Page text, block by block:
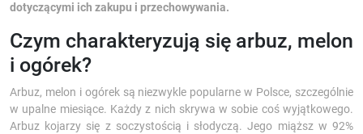
dotyczącymi ich zakupu i przechowywania.
Czym charakteryzują się arbuz, melon
i ogórek?
Arbuz, melon i ogórek są niezwykle popularne w Polsce, szczególnie
w upalne miesiące. Każdy z nich skrywa w sobie coś wyjątkowego.
Arbuz kojarzy się z soczystością i słodyczą. Jego miąższ w 92%